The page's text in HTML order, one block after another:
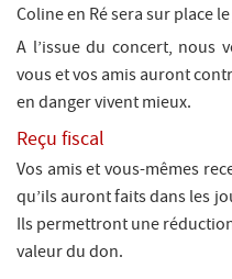
Coline en Ré sera sur place
A l’issue du concert, nous
vous et vos amis auront
en danger vivent mieux.
Reçu fiscal
Vos amis et vous-mêmes
qu’ils auront faits dans les
Ils permettront une
valeur du don.